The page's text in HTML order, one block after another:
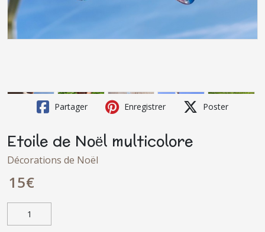
Partager Enregistrer Poster
Etoile de Noël multicolore
Décorations de Noël
15€